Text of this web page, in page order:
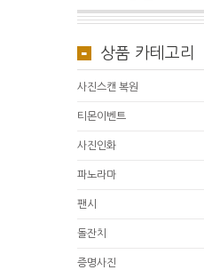
상품 카테고리
사진스캔 복원
티몬이벤트
사진인화
파노라마
팬시
돌잔치
증명사진